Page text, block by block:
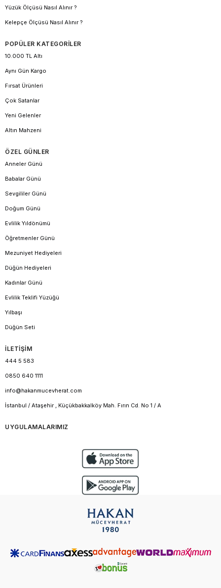
Yüzük Ölçüsü Nasıl Alınır ?
Kelepçe Ölçüsü Nasıl Alınır ?
POPÜLER KATEGORİLER
10.000 TL Altı
Aynı Gün Kargo
Fırsat Ürünleri
Çok Satanlar
Yeni Gelenler
Altın Mahzeni
ÖZEL GÜNLER
Anneler Günü
Babalar Günü
Sevgililer Günü
Doğum Günü
Evlilik Yıldönümü
Öğretmenler Günü
Mezuniyet Hediyeleri
Düğün Hediyeleri
Kadınlar Günü
Evlilik Teklifi Yüzüğü
Yılbaşı
Düğün Seti
İLETİŞİM
444 5 583
0850 640 1111
info@hakanmucevherat.com
İstanbul / Ataşehir , Küçükbakkalköy Mah. Fırın Cd. No 1 / A
UYGULAMALARIMIZ